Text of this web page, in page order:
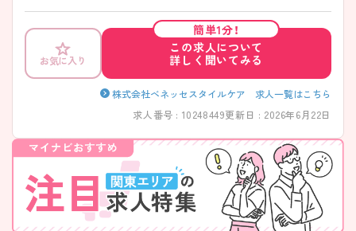
えしますので、お気軽にご連絡ください！
お気に入り
簡単1分！
この求人について
詳しく聞いてみる
株式会社ベネッセスタイルケア 求人一覧はこちら
求人番号 : 10248449更新日 : 2026年6月22日